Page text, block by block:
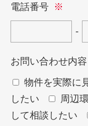
電話番号
-
お問い合わせ内容
物件を実際に
したい
周辺
して相談したい